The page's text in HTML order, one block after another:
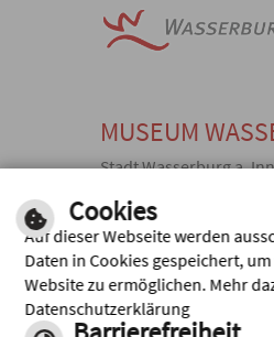
MUSEUM
Stadt Wasserburg a.
a. Inn
TEL: +49
(0) 8071
925290,
FAX: +49
(0) 8071
922284,
Cookies
Auf dieser Webseite werden
Daten in Cookies gespeichert,
Website zu ermöglichen. Mehr
Datenschutzerklärung